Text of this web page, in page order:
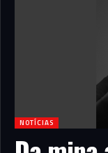
NOTÍCIAS